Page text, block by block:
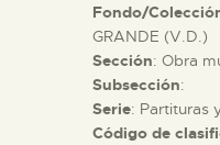
█
EL MUSEO
Fondo/
GRANDE (V.D.)
Sección: Obra
Subsección:
Serie: Partituras
Código de